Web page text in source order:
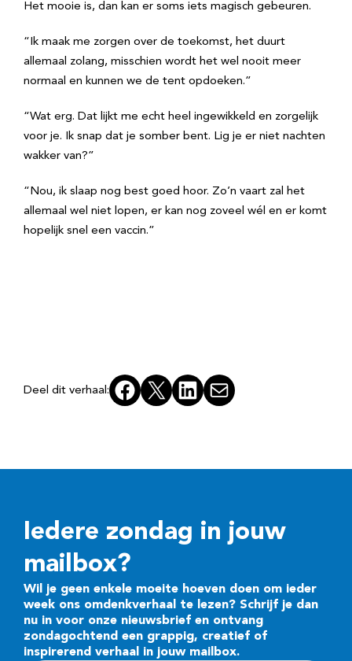
Het mooie is, dan kan er soms iets magisch gebeuren.
“Ik maak me zorgen over de toekomst, het duurt
allemaal zolang, misschien wordt het wel nooit meer
normaal en kunnen we de tent opdoeken.”
“Wat erg. Dat lijkt me echt heel ingewikkeld en zorgelijk
voor je. Ik snap dat je somber bent. Lig je er niet nachten
wakker van?”
“Nou, ik slaap nog best goed hoor. Zo’n vaart zal het
allemaal wel niet lopen, er kan nog zoveel wél en er komt
hopelijk snel een vaccin.”
Deel dit verhaal: Facebook
X LinkedInE-mail
Iedere zondag in jouw
mailbox?
Wil je geen enkele moeite hoeven doen om ieder
week ons omdenkverhaal te lezen? Schrijf je dan
nu in voor onze nieuwsbrief en ontvang
zondagochtend een grappig, creatief of
inspirerend verhaal in jouw mailbox.